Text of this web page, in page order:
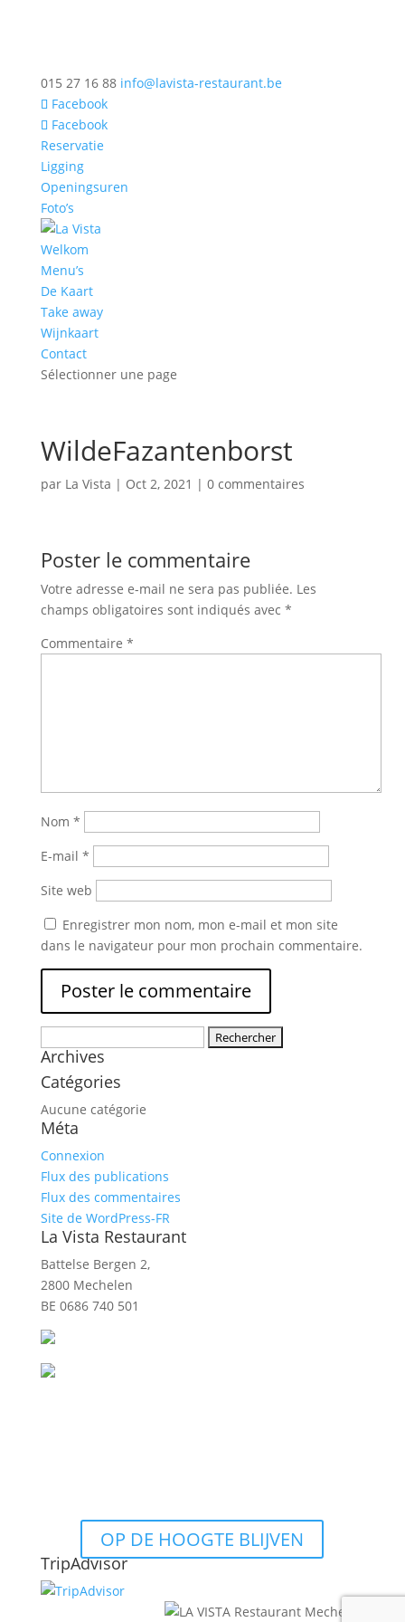
015 27 16 88 info@lavista-restaurant.be
Facebook
Facebook
Reservatie
Ligging
Openingsuren
Foto’s
Welkom
Menu’s
De Kaart
Take away
Wijnkaart
Contact
Sélectionner une page
WildeFazantenborst
par La Vista | Oct 2, 2021 | 0 commentaires
Poster le commentaire
Votre adresse e-mail ne sera pas publiée. Les
champs obligatoires sont indiqués avec *
Commentaire *
Nom *
E-mail *
Site web
Enregistrer mon nom, mon e-mail et mon site
dans le navigateur pour mon prochain commentaire.
Archives
Catégories
Aucune catégorie
Méta
Connexion
Flux des publications
Flux des commentaires
Site de WordPress-FR
La Vista Restaurant
Battelse Bergen 2,
2800 Mechelen
BE 0686 740 501
OP DE HOOGTE BLIJVEN
TripAdvisor